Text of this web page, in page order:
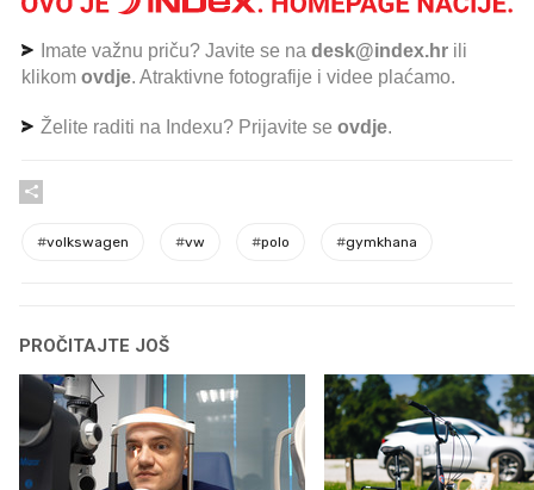
Imate važnu priču? Javite se na desk@index.hr ili
klikom ovdje. Atraktivne fotografije i videe plaćamo.
Želite raditi na Indexu? Prijavite se ovdje.
#volkswagen #vw #polo #gymkhana
PROČITAJTE JOŠ